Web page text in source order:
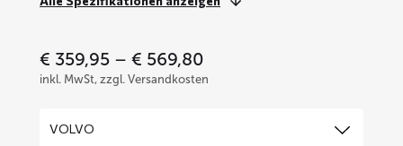
€ 359,95 – € 569,80
range:
inkl. MwSt, zzgl. Versandkosten